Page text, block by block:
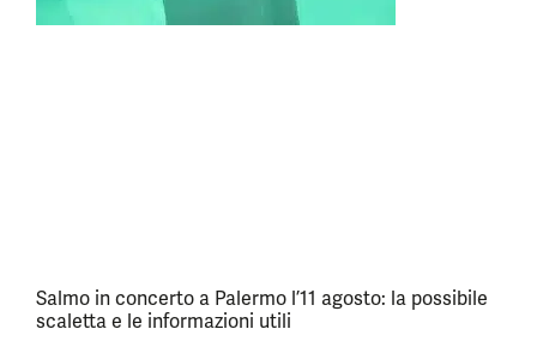
Salmo in concerto a Palermo l’11 agosto: la possibile
scaletta e le informazioni utili